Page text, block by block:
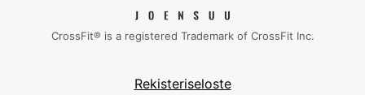
CrossFit® is a registered Trademark of CrossFit Inc.
Rekisteriseloste